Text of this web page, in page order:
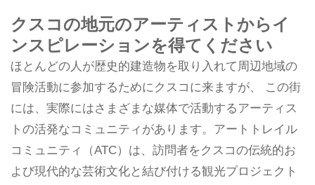
クスコの地元のアーティストからイ
ンスピレーションを得てください
ほとんどの人が歴史的建造物を取り入れて周辺地域の
冒険活動に参加するためにクスコに来ますが、 この街
には、実際にはさまざまな媒体で活動するアーティス
トの活発なコミュニティがあります。アートトレイル
コミュニティ（ATC）は、訪問者をクスコの伝統的お
よび現代的な芸術文化と結び付ける観光プロジェクト